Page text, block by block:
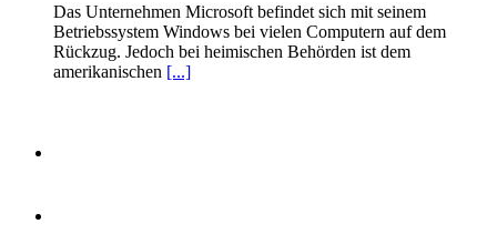
Das Unternehmen Microsoft befindet sich mit seinem
Betriebssystem Windows bei vielen Computern auf dem
Rückzug. Jedoch bei heimischen Behörden ist dem
amerikanischen [...]